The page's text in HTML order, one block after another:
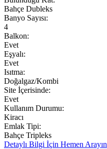
Bahçe Dubleks
Banyo Sayısı:
4
Balkon:
Evet
Eşyalı:
Evet
Isıtma:
Doğalgaz/Kombi
Site İçerisinde:
Evet
Kullanım Durumu:
Kiracı
Emlak Tipi:
Bahçe Tripleks
Detaylı Bilgi İçin Hemen Arayın